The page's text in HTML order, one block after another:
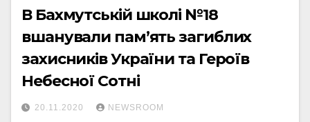
В Бахмутській школі №18
вшанували пам’ять загиблих
захисників України та Героїв
Небесної Сотні
20.11.2020 NEWSROOM